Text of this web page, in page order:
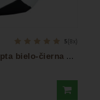
5(8x)
S
edací vak futbalová lopta bielo-čierna EMI